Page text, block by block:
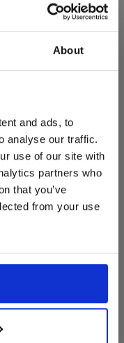
About
and ads, to
analyse our traffic.
use of our site with
partners who
that you’ve
from your use
Wonen+ is
kortingen.
selectie
en Europese
vanHarvink,
Artisanzijn nu extra
aanbiedingen zolang
u een vriendelijke
te stellen, met de
op en ontdek de
Sale van Snip
voor je klaar!